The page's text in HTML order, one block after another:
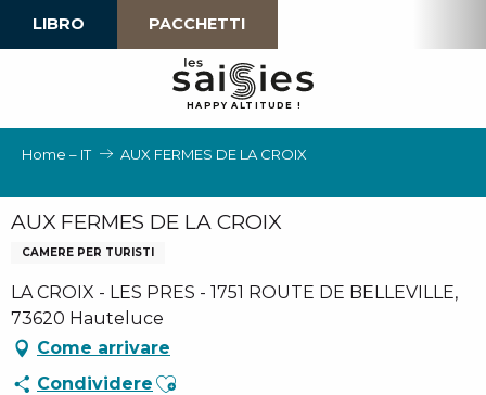
LIBRO PACCHETTI
HAPPY ALTI TU D E !
Home – IT AUX FERMES DE LA CROIX
AUX FERMES DE LA CROIX
CAMERE PER TURISTI
LA CROIX - LES PRES - 1751 ROUTE DE BELLEVILLE,
73620 Hauteluce
Come arrivare
Condividere Ajouter aux favoris